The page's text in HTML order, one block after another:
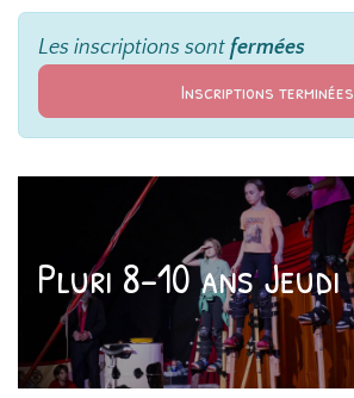
Les inscriptions sont fermées
Inscriptions terminées
Pluri 8-10 ans Jeudi